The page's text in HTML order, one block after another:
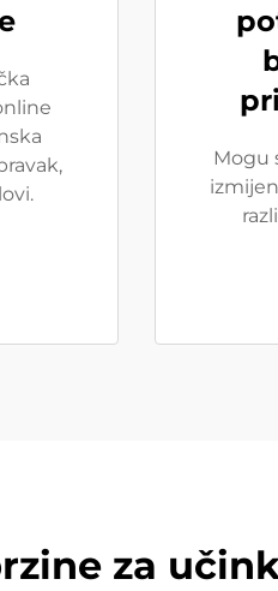
Mogu
za